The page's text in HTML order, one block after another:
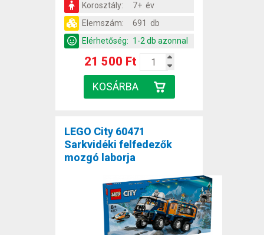
Korosztály:
7+ év
Elemszám:
691 db
Elérhetőség: 1-2 db azonnal
21 500 Ft
LEGO City 60471
Sarkvidéki felfedezők
mozgó laborja